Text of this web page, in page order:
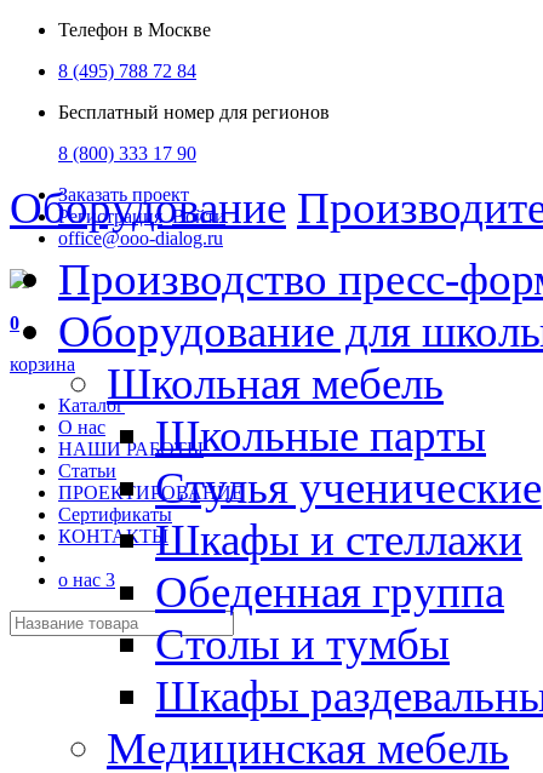
Телефон в Москве
8 (495) 788 72 84
Бесплатный номер для регионов
8 (800) 333 17 90
Заказать проект
Регистрация Войти
office@ooo-dialog.ru
0
корзина
Каталог
О нас
НАШИ РАБОТЫ
Статьи
ПРОЕКТИРОВАНИЕ
Сертификаты
КОНТАКТЫ
о нас 3
Оборудование
Производство пресс-
Оборудование для
Школьная мебель
Школьные парты
Стулья ученические
Шкафы и стеллажи
Обеденная группа
Столы и тумбы
Шкафы
Медицинская мебель